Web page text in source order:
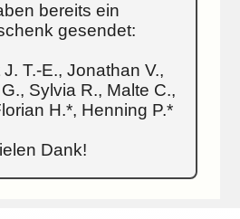
bereits ein
gesendet:
T.-E., Jonathan V.,
Sylvia R., Malte C.,
H.*, Henning P.*
Dank!